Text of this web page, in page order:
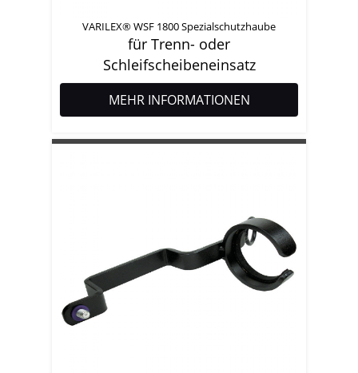
VARILEX® WSF 1800 Spezialschutzhaube
für Trenn- oder
Schleifscheibeneinsatz
MEHR INFORMATIONEN